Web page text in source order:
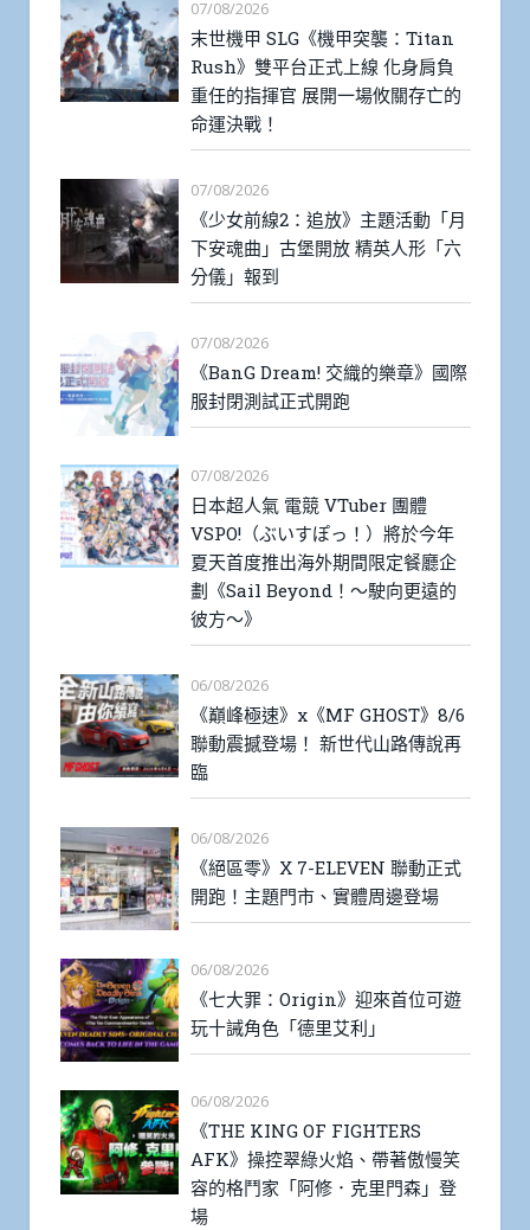
07/08/2026
末世機甲 SLG《機甲突襲：Titan
Rush》雙平台正式上線 化身肩負
重任的指揮官 展開一場攸關存亡的
命運決戰！
07/08/2026
《少女前線2：追放》主題活動「月
下安魂曲」古堡開放 精英人形「六
分儀」報到
07/08/2026
《BanG Dream! 交織的樂章》國際
服封閉測試正式開跑
07/08/2026
日本超人氣 電競 VTuber 團體
VSPO!（ぶいすぽっ！）將於今年
夏天首度推出海外期間限定餐廳企
劃《Sail Beyond！～駛向更遠的
彼方～》
06/08/2026
《巔峰極速》x《MF GHOST》8/6
聯動震撼登場！ 新世代山路傳說再
臨
06/08/2026
《絕區零》X 7-ELEVEN 聯動正式
開跑！主題門市、實體周邊登場
06/08/2026
《七大罪：Origin》迎來首位可遊
玩十誡角色「德里艾利」
06/08/2026
《THE KING OF FIGHTERS
AFK》操控翠綠火焰、帶著傲慢笑
容的格鬥家「阿修．克里門森」登
場